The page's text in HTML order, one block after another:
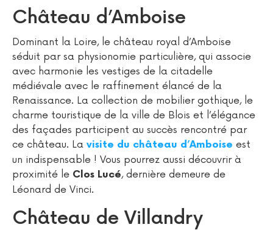
Château d’Amboise
Dominant la Loire, le château royal d’Amboise
séduit par sa physionomie particulière, qui associe
avec harmonie les vestiges de la citadelle
médiévale avec le raffinement élancé de la
Renaissance. La collection de mobilier gothique, le
charme touristique de la ville de Blois et l’élégance
des façades participent au succès rencontré par
ce château. La visite du château d’Amboise est
un indispensable ! Vous pourrez aussi découvrir à
proximité le Clos Lucé, dernière demeure de
Léonard de Vinci.
Château de Villandry